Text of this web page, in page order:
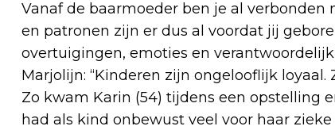
Vanaf de baarmoeder ben je al
en patronen zijn er dus al voordat jij
overtuigingen, emoties en
Marjolijn: “Kinderen zijn ongelooflijk
Zo kwam Karin (54) tijdens een opstelling
had als kind onbewust veel voor haar